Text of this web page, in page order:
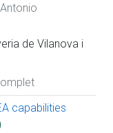
de Vilanova i
capabilities